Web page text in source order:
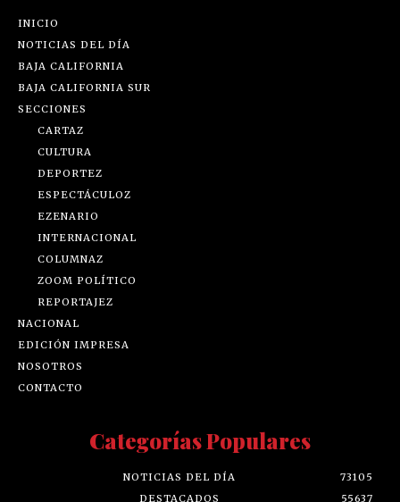
INICIO
NOTICIAS DEL DÍA
BAJA CALIFORNIA
BAJA CALIFORNIA SUR
SECCIONES
CARTAZ
CULTURA
DEPORTEZ
ESPECTÁCULOZ
EZENARIO
INTERNACIONAL
COLUMNAZ
ZOOM POLÍTICO
REPORTAJEZ
NACIONAL
EDICIÓN IMPRESA
NOSOTROS
CONTACTO
Categorías Populares
NOTICIAS DEL DÍA
73105
DESTACADOS
55637